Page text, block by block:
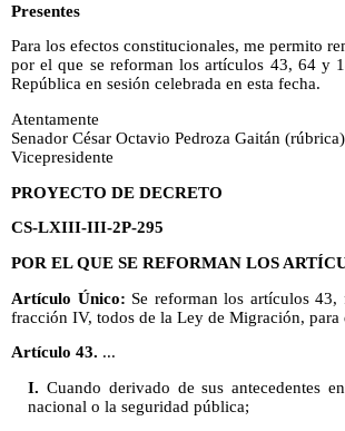
Presentes
Para los efectos constitucionales, me permito
por el que se reforman los artículos 43, 64 y
República en sesión celebrada en esta fecha.
Atentamente
Senador César Octavio Pedroza Gaitán (rúbrica)
Vicepresidente
PROYECTO DE DECRETO
CS-LXIII-III-2P-295
POR EL QUE SE REFORMAN LOS
Artículo Único: Se reforman los artículos
fracción IV, todos de la Ley de Migración, para
Artículo 43. ...
I. Cuando derivado de sus antecedentes
nacional o la seguridad pública;